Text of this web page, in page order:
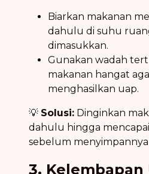
Biarkan makanan
dahulu di suhu
dimasukkan.
Gunakan wadah
makanan hangat
menghasilkan uap.
💡 Solusi: Dinginkan
dahulu hingga
sebelum
3. Kelembapan